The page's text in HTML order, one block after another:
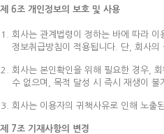
제 6조 개인정보의 보호 및 사용
회사는 관계법령이 정하는 바에 따라
정보취급방침이 적용됩니다. 단, 회사
회사는 본인확인을 위해 필요한 경우,
수 없으며, 목적 달성 시 즉시 재생이 불
회사는 이용자의 귀책사유로 인해 노출
제 7조 기재사항의 변경